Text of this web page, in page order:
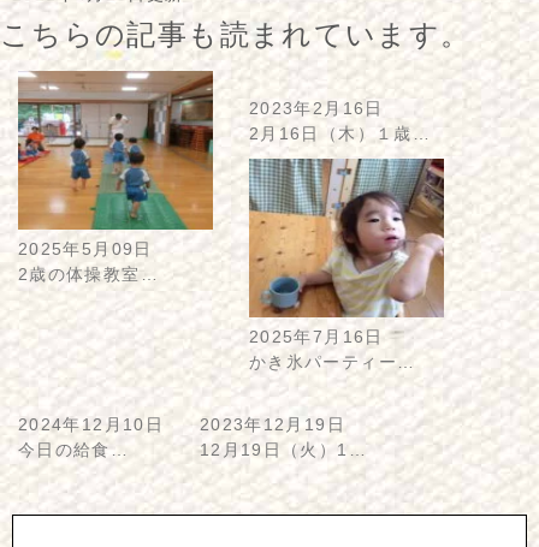
こちらの記事も読まれています。
2025年5月09日
2歳の体操教室…
2023年2月16日
2月16日（木）１歳…
2025年7月16日
かき氷パーティー…
2024年12月10日
今日の給食…
2023年12月19日
12月19日（火）1…